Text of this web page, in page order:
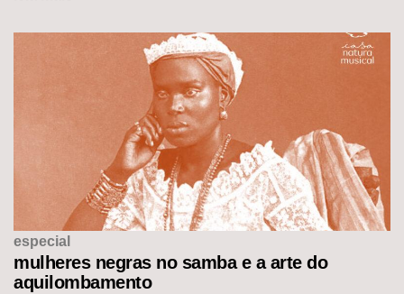
especial
mulheres negras no samba e a arte do
aquilombamento